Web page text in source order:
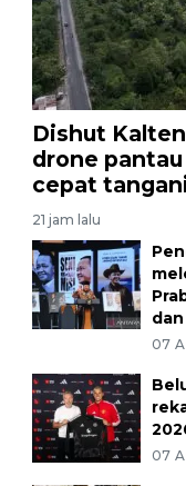
Dishut
drone
cepat
21 jam lalu
07
07